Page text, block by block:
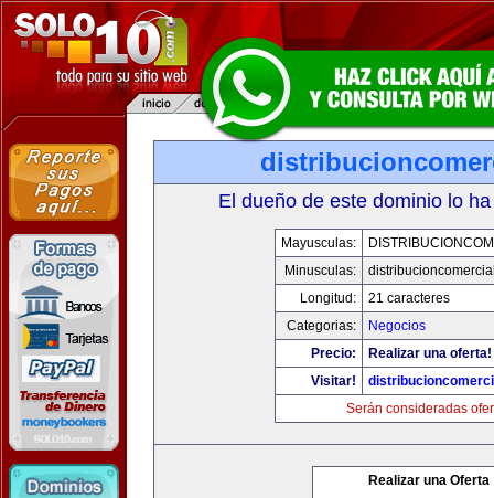
El dueño de este dominio lo
Mayusculas:
Minusculas:
Longitud:
21 caracteres
Categorias:
Negocios
Precio:
Realizar una oferta!
Visitar!
Serán consideradas
Realizar una Oferta